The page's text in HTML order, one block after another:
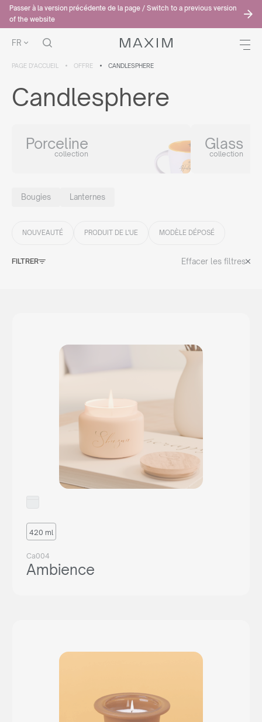
Passer à la version précédente de la page / Switch to a previous version
of the website
FR
PAGE D'ACCUEIL OFFRE CANDLESPHERE
Candlesphere
Porceline
collection
Glass
collection
Bougies Lanternes
NOUVEAUTÉ PRODUIT DE L'UE MODÈLE DÉPOSÉ
Effacer les filtres
FILTRER
420 ml
Ca004
Ambience